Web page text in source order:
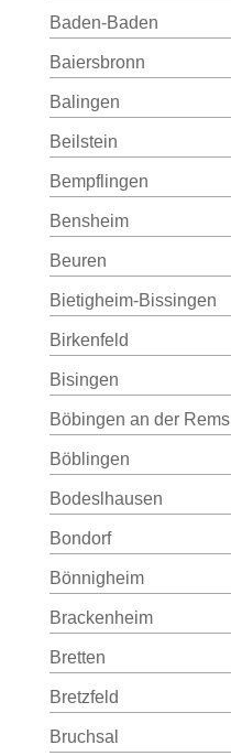
Baden-Baden
Baiersbronn
Balingen
Beilstein
Bempflingen
Bensheim
Beuren
Bietigheim-Bissingen
Birkenfeld
Bisingen
Böbingen an der Rems
Böblingen
Bodeslhausen
Bondorf
Bönnigheim
Brackenheim
Bretten
Bretzfeld
Bruchsal